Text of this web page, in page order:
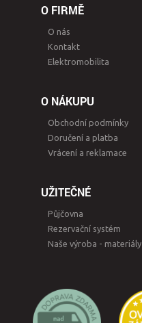
O FIRMĚ
O nás
Kontakt
Elektromobilita
O NÁKUPU
Obchodní podmínky
Doručení a platba
Vrácení a reklamace
UŽITEČNÉ
Půjčovna
Rezervační systém
Naše výroba - materiály